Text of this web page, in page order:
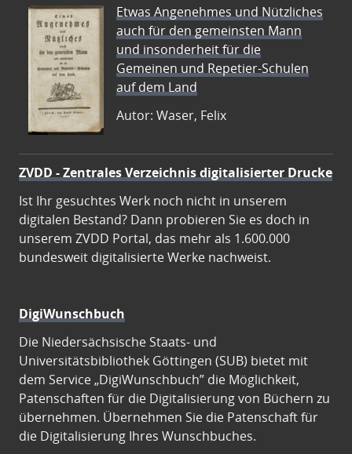
Etwas Angenehmes und Nützliches
auch für den gemeinsten Mann
und insonderheit für die
Gemeinen und Repetier-Schulen
auf dem Land
Autor: Waser, Felix
ZVDD - Zentrales Verzeichnis digitalisierter Drucke
Ist Ihr gesuchtes Werk noch nicht in unserem
digitalen Bestand? Dann probieren Sie es doch in
unserem ZVDD Portal, das mehr als 1.600.000
bundesweit digitalisierte Werke nachweist.
DigiWunschbuch
Die Niedersächsische Staats- und
Universitätsbibliothek Göttingen (SUB) bietet mit
dem Service „DigiWunschbuch” die Möglichkeit,
Patenschaften für die Digitalisierung von Büchern zu
übernehmen. Übernehmen Sie die Patenschaft für
die Digitalisierung Ihres Wunschbuches.